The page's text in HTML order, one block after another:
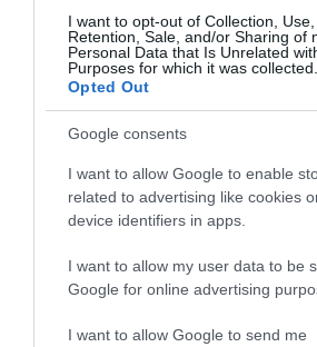
I want to opt-out of Collection, Use,
Retention, Sale, and/or Sharing of
Personal Data that Is Unrelated
Purposes for which it was collected.
Opted Out
Google consents
I want to allow Google to enable
related to advertising like cookies
device identifiers in apps.
I want to allow my user data to be
Google for online advertising
I want to allow Google to send me
Művészetének egyik legnagyobb
sokszínűség: legyen szó a BTS-szel,
Bryannel vagy Michael Bubléval való
ahol mindig természetesen ötvözi a
műfajokat, kultúrákat és globális
A Nora Fatehivel közös, világszerte
„Snake”több mint 124 milliós
„You DJ I’ll Drive”megjelenésével
klasszikus popgyökereihez, egy
hódíthatja meg a lejátszási listákat
A koncert magyarországi szervezője
Production iroda.